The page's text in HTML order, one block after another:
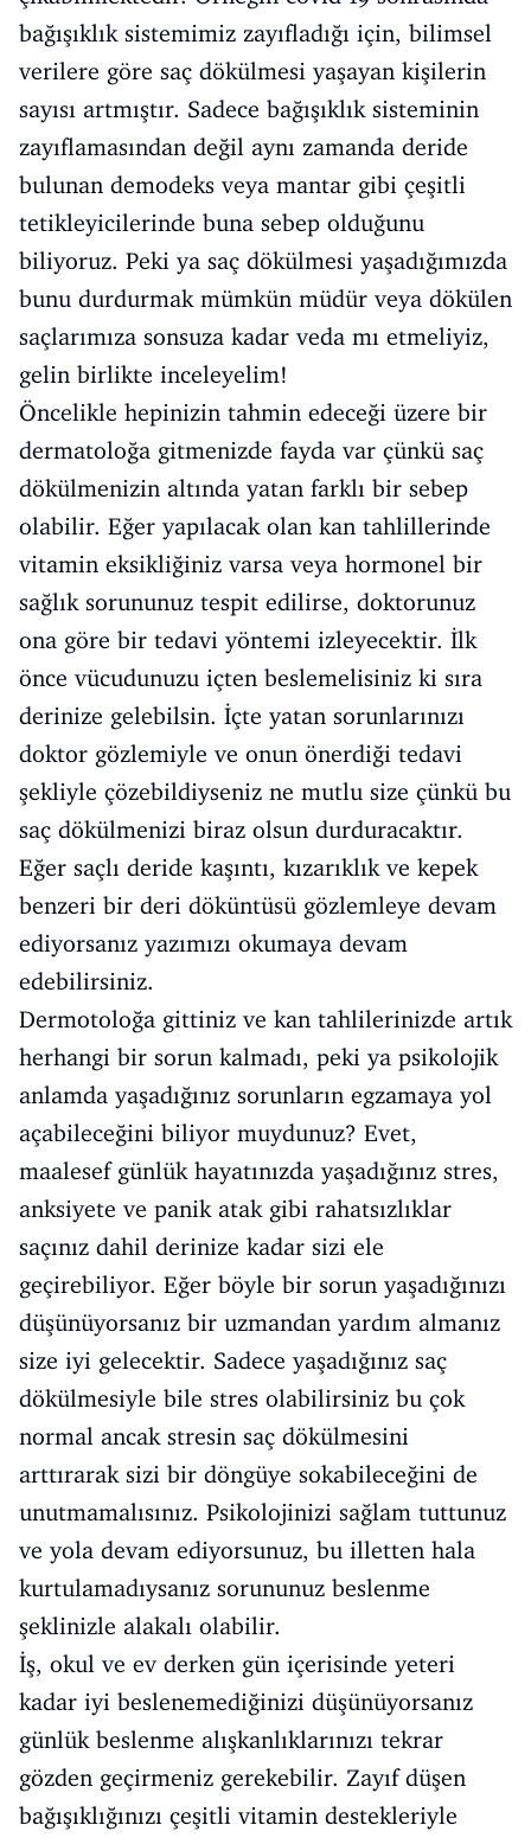
bağışıklık sistemimiz zayıfladığı için, bilimsel
verilere göre saç dökülmesi yaşayan kişilerin
sayısı artmıştır. Sadece bağışıklık sisteminin
zayıflamasından değil aynı zamanda deride
bulunan demodeks veya mantar gibi çeşitli
tetikleyicilerinde buna sebep olduğunu
biliyoruz. Peki ya saç dökülmesi yaşadığımızda
bunu durdurmak mümkün müdür veya dökülen
saçlarımıza sonsuza kadar veda mı etmeliyiz,
gelin birlikte inceleyelim!
Öncelikle hepinizin tahmin edeceği üzere bir
dermatoloğa gitmenizde fayda var çünkü saç
dökülmenizin altında yatan farklı bir sebep
olabilir. Eğer yapılacak olan kan tahlillerinde
vitamin eksikliğiniz varsa veya hormonel bir
sağlık sorununuz tespit edilirse, doktorunuz
ona göre bir tedavi yöntemi izleyecektir. İlk
önce vücudunuzu içten beslemelisiniz ki sıra
derinize gelebilsin. İçte yatan sorunlarınızı
doktor gözlemiyle ve onun önerdiği tedavi
şekliyle çözebildiyseniz ne mutlu size çünkü bu
saç dökülmenizi biraz olsun durduracaktır.
Eğer saçlı deride kaşıntı, kızarıklık ve kepek
benzeri bir deri döküntüsü gözlemleye devam
ediyorsanız yazımızı okumaya devam
edebilirsiniz.
Dermotoloğa gittiniz ve kan tahlilerinizde artık
herhangi bir sorun kalmadı, peki ya psikolojik
anlamda yaşadığınız sorunların egzamaya yol
açabileceğini biliyor muydunuz? Evet,
maalesef günlük hayatınızda yaşadığınız stres,
anksiyete ve panik atak gibi rahatsızlıklar
saçınız dahil derinize kadar sizi ele
geçirebiliyor. Eğer böyle bir sorun yaşadığınızı
düşünüyorsanız bir uzmandan yardım almanız
size iyi gelecektir. Sadece yaşadığınız saç
dökülmesiyle bile stres olabilirsiniz bu çok
normal ancak stresin saç dökülmesini
arttırarak sizi bir döngüye sokabileceğini de
unutmamalısınız. Psikolojinizi sağlam tuttunuz
ve yola devam ediyorsunuz, bu illetten hala
kurtulamadıysanız sorununuz beslenme
şeklinizle alakalı olabilir.
İş, okul ve ev derken gün içerisinde yeteri
kadar iyi beslenemediğinizi düşünüyorsanız
günlük beslenme alışkanlıklarınızı tekrar
gözden geçirmeniz gerekebilir. Zayıf düşen
bağışıklığınızı çeşitli vitamin destekleriyle